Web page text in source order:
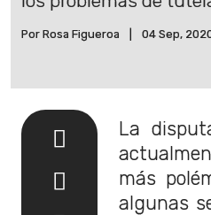
Por Rosa Figueroa 04 Sep,
La
más
algunas